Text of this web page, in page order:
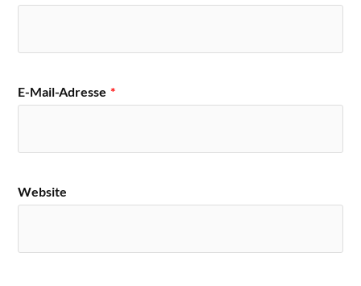
E-Mail-Adresse *
Website